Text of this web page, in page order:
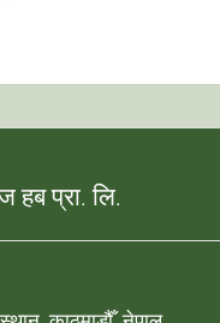
हब प्रा. लि.